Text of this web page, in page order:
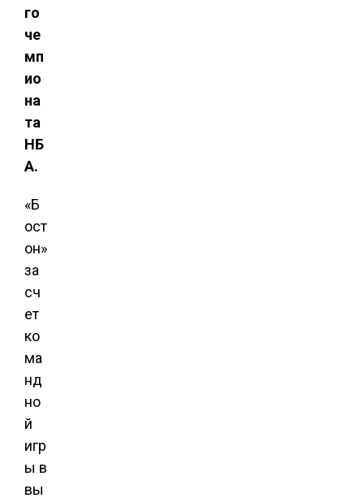
го
че
мп
ио
на
та
НБ
А.
«Б
ост
он»
за
сч
ет
ко
ма
нд
но
й
игр
ы в
вы